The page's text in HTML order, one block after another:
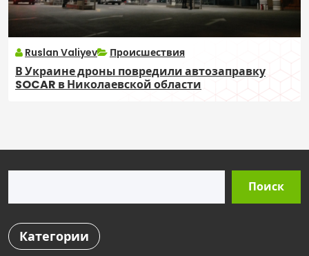
Ruslan Valiyev Происшествия
В Украине дроны повредили автозаправку
SOCAR в Николаевской области
Поиск
Категории